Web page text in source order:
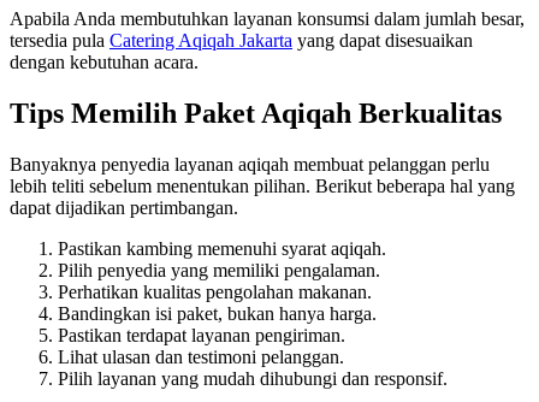
Apabila Anda membutuhkan layanan konsumsi dalam jumlah besar,
tersedia pula Catering Aqiqah Jakarta yang dapat disesuaikan
dengan kebutuhan acara.
Tips Memilih Paket Aqiqah Berkualitas
Banyaknya penyedia layanan aqiqah membuat pelanggan perlu
lebih teliti sebelum menentukan pilihan. Berikut beberapa hal yang
dapat dijadikan pertimbangan.
Pastikan kambing memenuhi syarat aqiqah.
Pilih penyedia yang memiliki pengalaman.
Perhatikan kualitas pengolahan makanan.
Bandingkan isi paket, bukan hanya harga.
Pastikan terdapat layanan pengiriman.
Lihat ulasan dan testimoni pelanggan.
Pilih layanan yang mudah dihubungi dan responsif.